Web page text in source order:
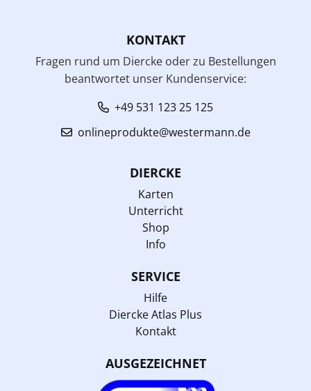
KONTAKT
Fragen rund um Diercke oder zu Bestellungen
beantwortet unser Kundenservice:
+49 531 123 25 125
onlineprodukte@westermann.de
DIERCKE
Karten
Unterricht
Shop
Info
SERVICE
Hilfe
Diercke Atlas Plus
Kontakt
AUSGEZEICHNET